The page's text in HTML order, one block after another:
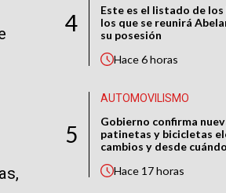
4
Este es el listado de
los que se reunirá
su posesión
Hace6 horas
5
AUTOMOVILISMO
Gobierno confirma
patinetas y bicicletas
cambios y desde
Hace 17 horas